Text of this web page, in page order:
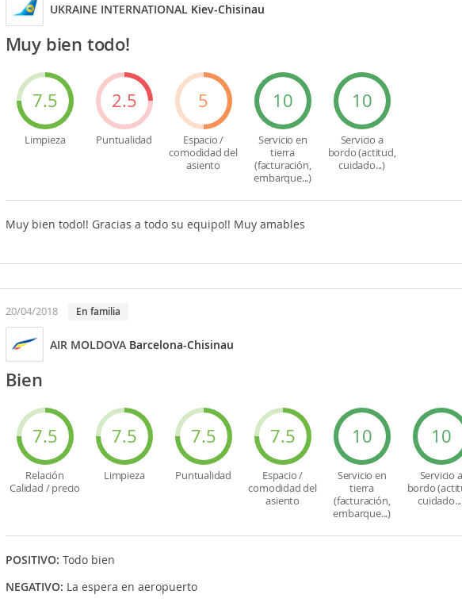
UKRAINE INTERNATIONAL Kiev-Chisinau
Muy bien todo!
7.5
Limpieza
2.5
Puntualidad
5
Espacio /
comodidad del
asiento
10
Servicio en
tierra
(facturación,
embarque...)
10
Servicio a
bordo (actitud,
cuidado...)
Muy bien todo!! Gracias a todo su equipo!! Muy amables
20/04/2018 en familia
AIR MOLDOVA Barcelona-Chisinau
Bien
7.5
Relación
Calidad / precio
7.5
Limpieza
7.5
Puntualidad
7.5
Espacio /
comodidad del
asiento
10
Servicio en
tierra
(facturación,
embarque...)
10
Servicio a
bordo
POSITIVO: Todo bien
NEGATIVO: La espera en aeropuerto